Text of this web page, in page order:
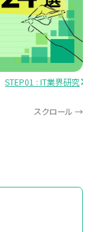
IT
研
究
IT
職
種
研
究
キン
書
適
STEP01 : IT業界研究
スクロール →